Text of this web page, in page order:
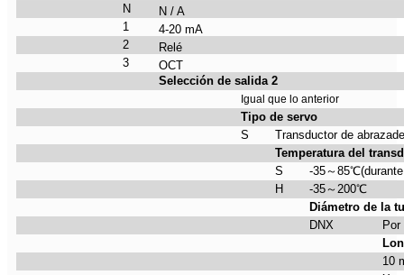
N
N / A
1
4-20 mA
2
Relé
3
OCT
Selección de salida 2
Igual que lo anterior
Tipo de servo
S
Transductor de
Temperatura del
S
-35～85℃
H
-35～ 200℃
Diámetro de la
DNX
10